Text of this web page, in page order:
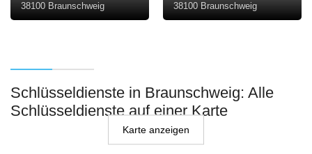
38100 Braunschweig 38100 Braunschweig
Schlüsseldienste in Braunschweig: Alle
Schlüsseldienste auf einer Karte
Karte anzeigen